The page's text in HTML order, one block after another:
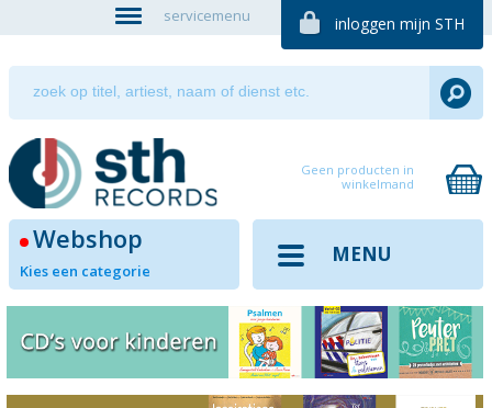
servicemenu inloggen mijn STH
Geen producten in
winkelmand
Webshop
Kies een categorie
MENU